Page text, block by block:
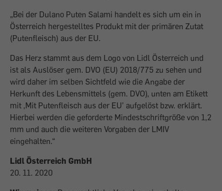
„Bei der Dulano Puten Salami handelt es sich um ein in
Österreich hergestelltes Produkt mit der primären Zutat
(Putenfleisch) aus der EU.
Das Herz stammt aus dem Logo von Lidl Österreich und
ist als Auslöser gem. DVO (EU) 2018/775 zu sehen und
wird daher im selben Sichtfeld wie die Angabe der
Herkunft des Lebensmittels (gem. DVO), unten am Etikett
mit ,Mit Putenfleisch aus der EU’ aufgelöst bzw. erklärt.
Hierbei werden die geforderte Mindestschriftgröße von 1,2
mm und auch die weiteren Vorgaben der LMIV
eingehalten.“
Lidl Österreich GmbH
20. 11. 2020